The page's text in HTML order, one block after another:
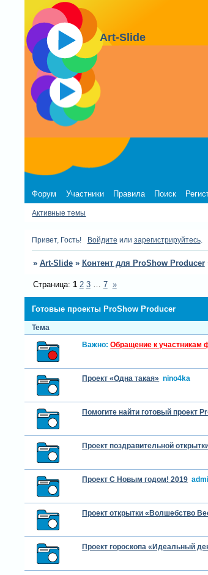
Art-Slide
Форум Участники Правила Поиск
Активные темы
Привет, Гость! Войдите или зарегистрируйтесь.
» Art-Slide » Контент для ProShow Producer
Готовые проекты ProShow Producer
Страница: 1 2 3 … 7 »
Тема
Важно: Обращение к участникам
Проект «Одна такая» nino4ka
Помогите найти готовый проект
Проект поздравительной
Проект С Новым годом! 2019
Проект открытки «Волшебство
Проект гороскопа «Идеальный